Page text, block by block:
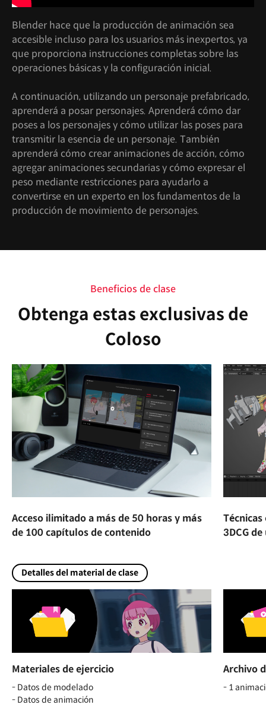
Blender hace que la producción de animación sea
accesible incluso para los usuarios más inexpertos, ya
que proporciona instrucciones completas sobre las
operaciones básicas y la configuración inicial.
A continuación, utilizando un personaje prefabricado,
aprenderá a posar personajes. Aprenderá cómo dar
poses a los personajes y cómo utilizar las poses para
transmitir la esencia de un personaje. También
aprenderá cómo crear animaciones de acción, cómo
agregar animaciones secundarias y cómo expresar el
peso mediante restricciones para ayudarlo a
convertirse en un experto en los fundamentos de la
producción de movimiento de personajes.
Beneficios de clase
Obtenga estas exclusivas de
Coloso
Acceso ilimitado a más de 50 horas y más
de 100 capítulos de contenido
3DCG
Detalles del material de clase
Materiales de ejercicio
- Datos de modelado
- Datos de animación
Archivo
- 1